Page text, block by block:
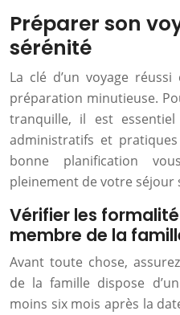
Préparer son
sérénité
La clé d’un voyage
préparation minutieuse.
tranquille, il est essentiel
administratifs et
bonne planification
pleinement de votre séjour
Vérifier les
membre de la
Avant toute chose,
de la famille dispose
moins six mois après la